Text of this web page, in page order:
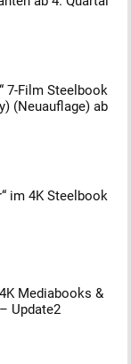
7-Film Steelbook
(Neuauflage) ab
im 4K Steelbook
Mediabooks &
Update2